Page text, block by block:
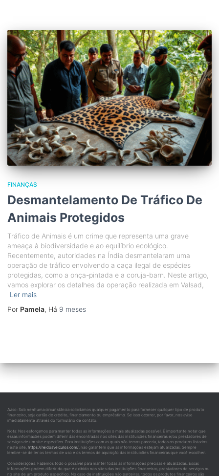
FINANÇAS
Desmantelamento De Tráfico De
Animais Protegidos
Tráfico de Animais é um crime que representa uma grave
ameaça à biodiversidade e ao equilíbrio ecológico.
Recentemente, autoridades na Índia desmantelaram uma
operação de tráfico envolvendo a caça ilegal de espécies
protegidas, como a onça-pintada e a coruja-barn. Neste artigo,
vamos explorar os detalhes da operação realizada em Valsad,
Ler mais
Por Pamela, Há 9 meses
Aviso: Sob nenhuma circunstância solicitamos qualquer pagamento para fornecer qualquer tipo de produto
financeiro, seja cartão de crédito, financiamento ou empréstimo. Se isso ocorrer, por favor, nos avise
imediatamente através do formulário de contato.
Nota: Nos esforçamos para manter todas as informações o mais atualizadas possível. É importante notar que
essas informações podem diferir das encontradas nos sites das instituições financeiras e/ou prestadores de
serviços de um site específico. Para instituições com as quais não temos parceria, todos os produtos listados
neste site, https://reidosveiculos.com/, não garantem que as informações estejam atualizadas. Sempre
lembre-se de ler os termos de uso e os termos de aquisição das instituições financeiras que você escolher.
Considerações: Fazemos todo o possível para manter todas as informações precisas e atualizadas. Essas
informações podem diferir do que é exibido nos sites das instituições financeiras, prestadores de serviços ou
no site de um produto específico. No caso de instituições não parceiras, todos os produtos financeiros são